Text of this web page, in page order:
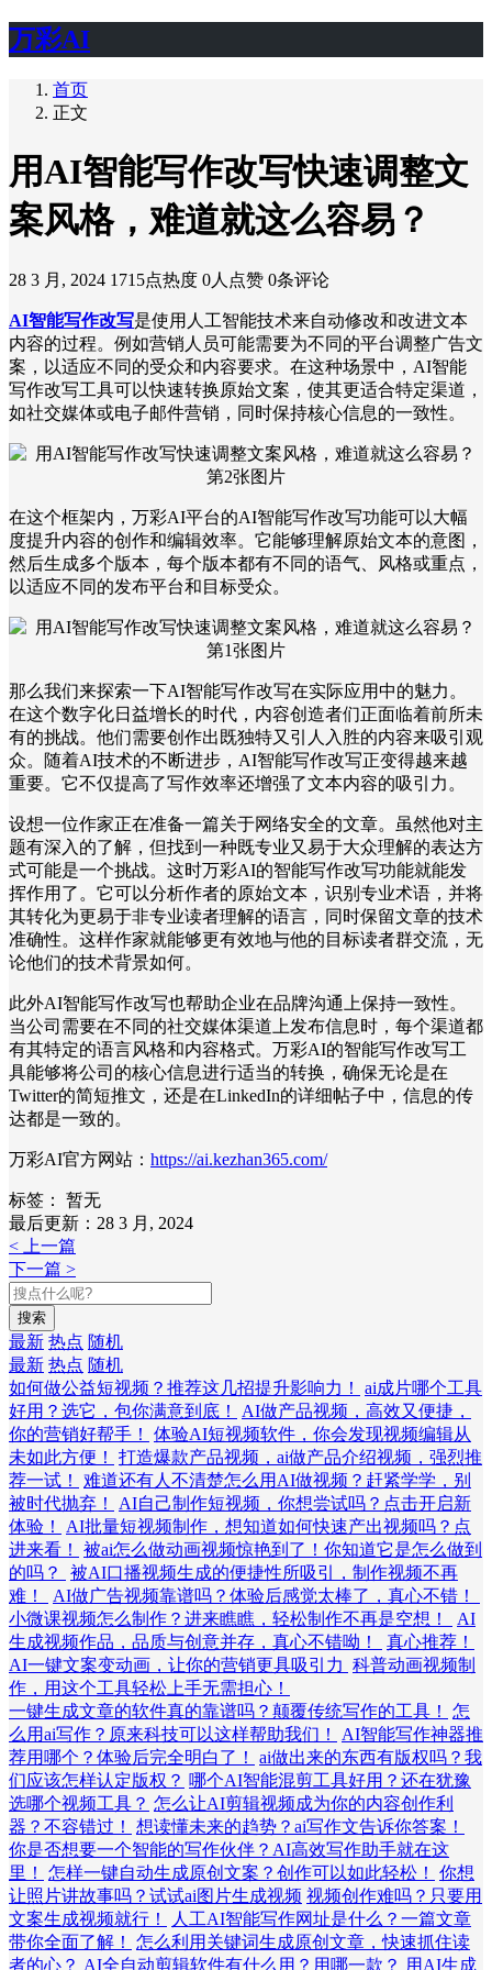
万彩AI
首页
正文
用AI智能写作改写快速调整文
案风格，难道就这么容易？
28 3 月, 2024 1715点热度 0人点赞 0条评论
AI智能写作改写是使用人工智能技术来自动修改和改进文本
内容的过程。例如营销人员可能需要为不同的平台调整广告文
案，以适应不同的受众和内容要求。在这种场景中，AI智能
写作改写工具可以快速转换原始文案，使其更适合特定渠道，
如社交媒体或电子邮件营销，同时保持核心信息的一致性。
在这个框架内，万彩AI平台的AI智能写作改写功能可以大幅
度提升内容的创作和编辑效率。它能够理解原始文本的意图，
然后生成多个版本，每个版本都有不同的语气、风格或重点，
以适应不同的发布平台和目标受众。
那么我们来探索一下AI智能写作改写在实际应用中的魅力。
在这个数字化日益增长的时代，内容创造者们正面临着前所未
有的挑战。他们需要创作出既独特又引人入胜的内容来吸引观
众。随着AI技术的不断进步，AI智能写作改写正变得越来越
重要。它不仅提高了写作效率还增强了文本内容的吸引力。
设想一位作家正在准备一篇关于网络安全的文章。虽然他对主
题有深入的了解，但找到一种既专业又易于大众理解的表达方
式可能是一个挑战。这时万彩AI的智能写作改写功能就能发
挥作用了。它可以分析作者的原始文本，识别专业术语，并将
其转化为更易于非专业读者理解的语言，同时保留文章的技术
准确性。这样作家就能够更有效地与他的目标读者群交流，无
论他们的技术背景如何。
此外AI智能写作改写也帮助企业在品牌沟通上保持一致性。
当公司需要在不同的社交媒体渠道上发布信息时，每个渠道都
有其特定的语言风格和内容格式。万彩AI的智能写作改写工
具能够将公司的核心信息进行适当的转换，确保无论是在
Twitter的简短推文，还是在LinkedIn的详细帖子中，信息的传
达都是一致的。
万彩AI官方网站： https://ai.kezhan365.com/
标签：
暂无
最后更新：28 3 月, 2024
< 上一篇
下一篇 >
搜索
最新 热点 随机
最新 热点 随机
如何做公益短视频？推荐这几招提升影响力！
ai成片哪个工具
好用？选它，包你满意到底！
AI做产品视频，高效又便捷，
你的营销好帮手！
体验AI短视频软件，你会发现视频编辑从
未如此方便！
打造爆款产品视频，ai做产品介绍视频，强烈推
荐一试！
难道还有人不清楚怎么用AI做视频？赶紧学学，别
被时代抛弃！
AI自己制作短视频，你想尝试吗？点击开启新
体验！
AI批量短视频制作，想知道如何快速产出视频吗？点
进来看！
被ai怎么做动画视频惊艳到了！你知道它是怎么做到
的吗？
被AI口播视频生成的便捷性所吸引，制作视频不再
难！
AI做广告视频靠谱吗？体验后感觉太棒了，真心不错！
小微课视频怎么制作？进来瞧瞧，轻松制作不再是空想！
AI
生成视频作品，品质与创意并存，真心不错呦！
真心推荐！
AI一键文案变动画，让你的营销更具吸引力 科普动画视频制
作，用这个工具轻松上手无需担心！
一键生成文章的软件真的靠谱吗？颠覆传统写作的工具！
怎
么用ai写作？原来科技可以这样帮助我们！
AI智能写作神器推
荐用哪个？体验后完全明白了！
ai做出来的东西有版权吗？我
们应该怎样认定版权？ 哪个AI智能混剪工具好用？还在犹豫
选哪个视频工具？ 怎么让AI剪辑视频成为你的内容创作利
器？不容错过！
想读懂未来的趋势？ai写作文告诉你答案！
你是否想要一个智能的写作伙伴？AI高效写作助手就在这
里！
怎样一键自动生成原创文案？创作可以如此轻松！
你想
让照片讲故事吗？试试ai图片生成视频 视频创作难吗？只要用
文案生成视频就行！
人工AI智能写作网址是什么？一篇文章
带你全面了解！
怎么利用关键词生成原创文章，快速抓住读
者的心？ AI全自动剪辑软件有什么用？用哪一款？ 用AI生成